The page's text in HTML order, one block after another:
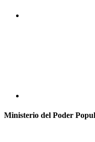
Ministerio del Poder